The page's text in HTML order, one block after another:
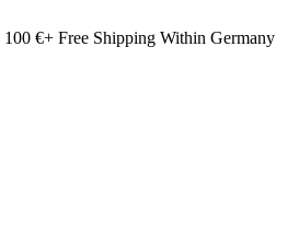
100 €+ Free Shipping Within Germany